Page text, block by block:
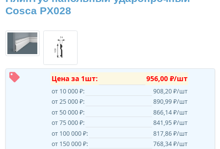
Cosca PX028
Цена за 1шт: 956,00 ₽/шт
от 10 000 ₽:
908,20 ₽/шт
от 25 000 ₽:
890,99 ₽/шт
от 50 000 ₽:
866,14 ₽/шт
от 75 000 ₽:
841,95 ₽/шт
от 100 000 ₽:
817,86 ₽/шт
от 150 000 ₽:
768,34 ₽/шт